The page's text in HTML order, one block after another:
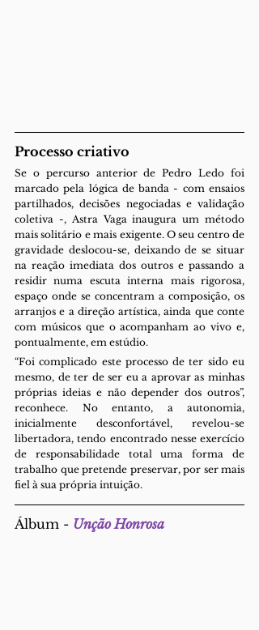
Processo criativo
Se o percurso anterior de Pedro Ledo foi
marcado pela lógica de banda - com ensaios
partilhados, decisões negociadas e validação
coletiva -, Astra Vaga inaugura um método
mais solitário e mais exigente. O seu centro de
gravidade deslocou-se, deixando de se situar
na reação imediata dos outros e passando a
residir numa escuta interna mais rigorosa,
espaço onde se concentram a composição, os
arranjos e a direção artística, ainda que conte
com músicos que o acompanham ao vivo e,
pontualmente, em estúdio.
“Foi complicado este processo de ter sido eu
mesmo, de ter de ser eu a aprovar as minhas
próprias ideias e não depender dos outros”,
reconhece. No entanto, a autonomia,
inicialmente desconfortável, revelou-se
libertadora, tendo encontrado nesse exercício
de responsabilidade total uma forma de
trabalho que pretende preservar, por ser mais
fiel à sua própria intuição.
Álbum - Unção Honrosa